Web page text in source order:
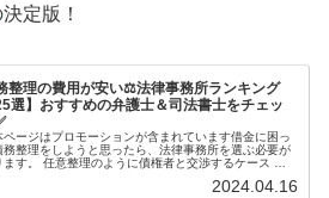
定版！
整理の費用が安い⚖️法律事務所ランキング
選】おすすめの弁護士＆司法書士をチェッ
ージはプロモーションが含まれています借金に困っ
務整理をしようと思ったら、法律事務所を選ぶ必要が
ます。 任意整理のように債権者と交渉するケース 自
2024.04.16